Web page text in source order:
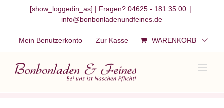
springen
[show_loggedin_as] | Fragen? 04625 - 181 35 00 |
info@bonbonladenundfeines.de
Mein Benutzerkonto Zur Kasse WARENKORB